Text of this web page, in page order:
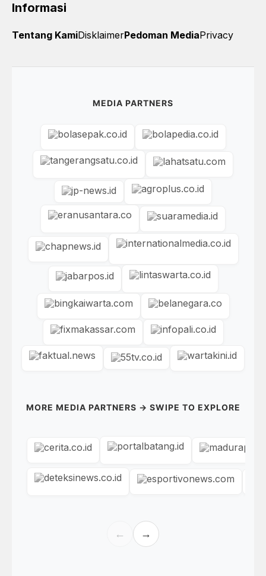
Informasi
Tentang KamiDisklaimerPedoman MediaPrivacy
MEDIA PARTNERS
MORE MEDIA PARTNERS → SWIPE TO EXPLORE
← →